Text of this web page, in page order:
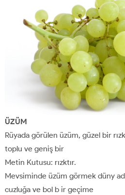
ÜZÜM
Rüyada görülen üzüm, güzel bir
toplu ve geniş bir
Metin Kutusu: rızktır.
Mevsiminde üzüm görmek düny
cuzluğa ve bol b ir geçime